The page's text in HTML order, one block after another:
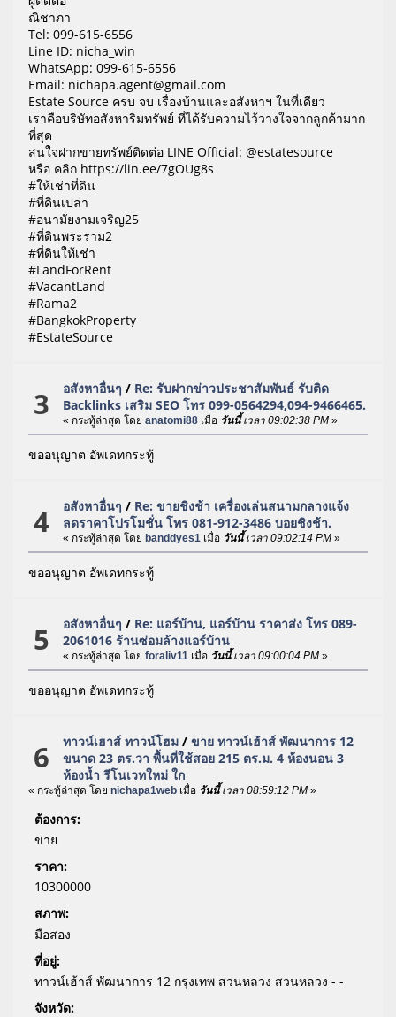
ณิชาภา
Tel: 099-615-6556
Line ID: nicha_win
WhatsApp: 099-615-6556
Email: nichapa.agent@gmail.com
Estate Source ครบ จบ เรื่องบ้านและอสังหาฯ ในที่เดียว
เราคือบริษัทอสังหาริมทรัพย์ ที่ได้รับความไว้วางใจจากลูกค้ามาก
ที่สุด
สนใจฝากขายทรัพย์ติดต่อ LINE Official: @estatesource
หรือ คลิก https://lin.ee/7gOUg8s
#ให้เช่าที่ดิน
#ที่ดินเปล่า
#อนามัยงามเจริญ25
#ที่ดินพระราม2
#ที่ดินให้เช่า
#LandForRent
#VacantLand
#Rama2
#BangkokProperty
#EstateSource
3 อสังหาอื่นๆ / Re: รับฝากข่าวประชาสัมพันธ์ รับติด
Backlinks เสริม SEO โทร 099-0564294,094-9466465.
« กระทู้ล่าสุด โดยanatomi88 เมื่อ วันนี้เวลา 09:02:38 PM »
ขออนุญาต อัพเดทกระทู้
4 อสังหาอื่นๆ / Re: ขายชิงช้า เครื่องเล่นสนามกลางแจ้ง
ลดราคาโปรโมชั่น โทร 081-912-3486 บอยชิงช้า.
« กระทู้ล่าสุด โดยbanddyes1 เมื่อ วันนี้เวลา 09:02:14 PM »
ขออนุญาต อัพเดทกระทู้
5 อสังหาอื่นๆ / Re: แอร์บ้าน, แอร์บ้าน ราคาส่ง โทร 089-
2061016 ร้านซ่อมล้างแอร์บ้าน
« กระทู้ล่าสุด โดยforaliv11 เมื่อ วันนี้เวลา 09:00:04 PM »
ขออนุญาต อัพเดทกระทู้
6 ทาวน์เฮาส์ ทาวน์โฮม /ขาย ทาวน์เฮ้าส์ พัฒนาการ 12
ขนาด 23 ตร.วา พื้นที่ใช้สอย 215 ตร.ม. 4 ห้องนอน 3
ห้องน้ำ รีโนเวทใหม่ ใก
« กระทู้ล่าสุด โดย nichapa1web เมื่อ วันนี้เวลา 08:59:12 PM»
ต้องการ:
ขาย
ราคา:
10300000
สภาพ:
มือสอง
ที่อยู่:
ทาวน์เฮ้าส์ พัฒนาการ 12 กรุงเทพ สวนหลวง สวนหลวง - -
จังหวัด: